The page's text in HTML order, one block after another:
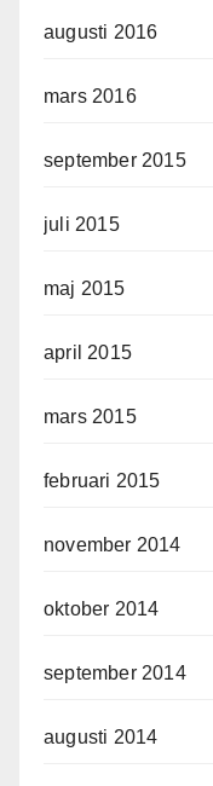
augusti 2016
mars 2016
september 2015
juli 2015
maj 2015
april 2015
mars 2015
februari 2015
november 2014
oktober 2014
september 2014
augusti 2014